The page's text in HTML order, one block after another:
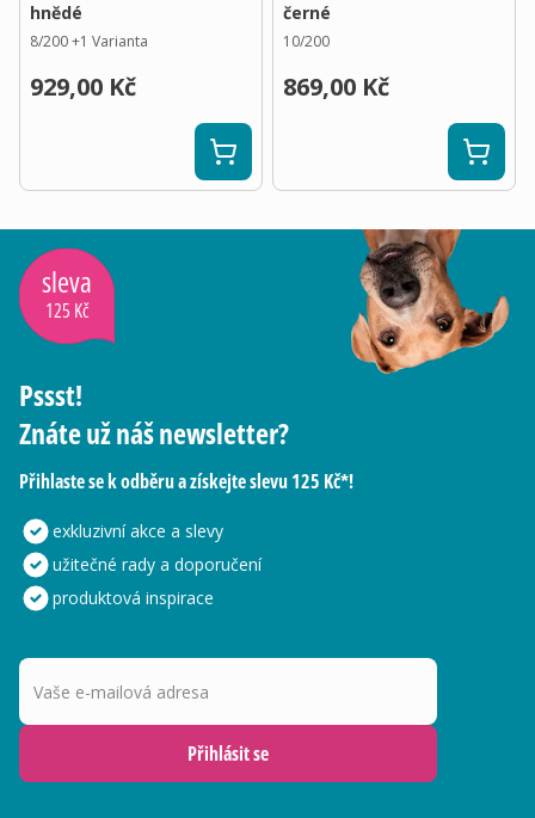
hnědé
8/200+1 Varianta
929,00 Kč
černé
10/200
869,00 Kč
sleva
125 Kč
Pssst!
Znáte už náš newsletter?
Přihlaste se k odběru a získejte slevu 125 Kč*!
exkluzivní akce a slevy
užitečné rady a doporučení
produktová inspirace
Vaše e-mailová adresa
Přihlásit se